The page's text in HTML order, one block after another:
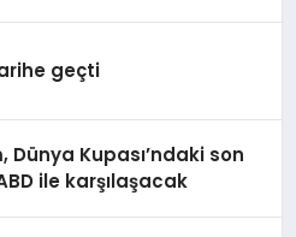
geçti
Dünya Kupası’ndaki son
ile karşılaşacak